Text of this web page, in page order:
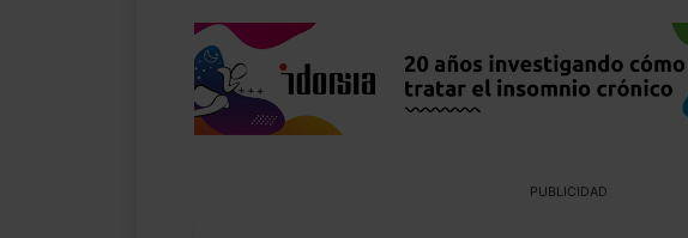
PUBLICIDAD